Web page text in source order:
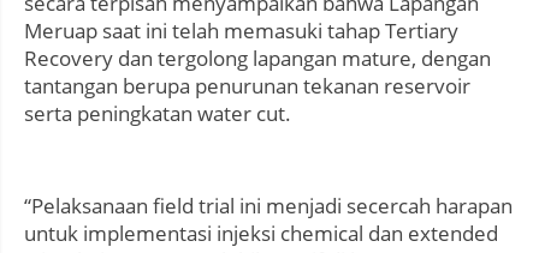
Meruap saat ini telah memasuki tahap Tertiary
Recovery dan tergolong lapangan mature, dengan
tantangan berupa penurunan tekanan reservoir
serta peningkatan water cut.
“Pelaksanaan field trial ini menjadi secercah harapan
untuk implementasi injeksi chemical dan extended